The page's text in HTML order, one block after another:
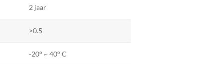
2 jaar
>0.5
-20° ~ 40° C